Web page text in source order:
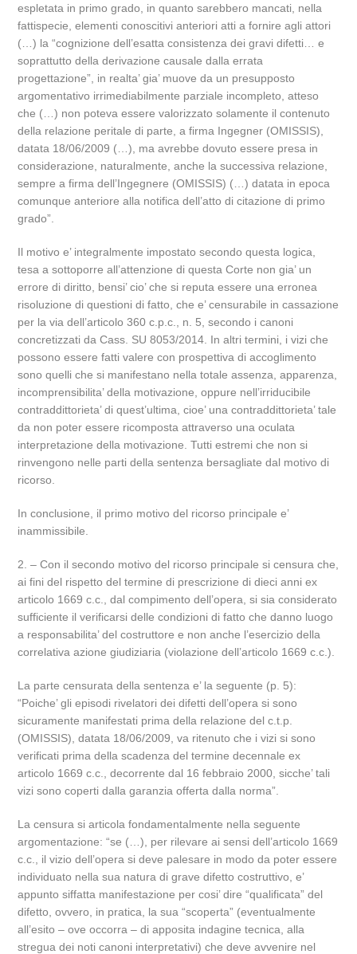
espletata in primo grado, in quanto sarebbero mancati, nella
fattispecie, elementi conoscitivi anteriori atti a fornire agli attori
(…) la “cognizione dell’esatta consistenza dei gravi difetti… e
soprattutto della derivazione causale dalla errata
progettazione”, in realta’ gia’ muove da un presupposto
argomentativo irrimediabilmente parziale incompleto, atteso
che (…) non poteva essere valorizzato solamente il contenuto
della relazione peritale di parte, a firma Ingegner (OMISSIS),
datata 18/06/2009 (…), ma avrebbe dovuto essere presa in
considerazione, naturalmente, anche la successiva relazione,
sempre a firma dell’Ingegnere (OMISSIS) (…) datata in epoca
comunque anteriore alla notifica dell’atto di citazione di primo
grado”.
Il motivo e’ integralmente impostato secondo questa logica,
tesa a sottoporre all’attenzione di questa Corte non gia’ un
errore di diritto, bensi’ cio’ che si reputa essere una erronea
risoluzione di questioni di fatto, che e’ censurabile in cassazione
per la via dell’articolo 360 c.p.c., n. 5, secondo i canoni
concretizzati da Cass. SU 8053/2014. In altri termini, i vizi che
possono essere fatti valere con prospettiva di accoglimento
sono quelli che si manifestano nella totale assenza, apparenza,
incomprensibilita’ della motivazione, oppure nell’irriducibile
contraddittorieta’ di quest’ultima, cioe’ una contraddittorieta’ tale
da non poter essere ricomposta attraverso una oculata
interpretazione della motivazione. Tutti estremi che non si
rinvengono nelle parti della sentenza bersagliate dal motivo di
ricorso.
In conclusione, il primo motivo del ricorso principale e’
inammissibile.
2. – Con il secondo motivo del ricorso principale si censura che,
ai fini del rispetto del termine di prescrizione di dieci anni ex
articolo 1669 c.c., dal compimento dell’opera, si sia considerato
sufficiente il verificarsi delle condizioni di fatto che danno luogo
a responsabilita’ del costruttore e non anche l’esercizio della
correlativa azione giudiziaria (violazione dell’articolo 1669 c.c.).
La parte censurata della sentenza e’ la seguente (p. 5):
“Poiche’ gli episodi rivelatori dei difetti dell’opera si sono
sicuramente manifestati prima della relazione del c.t.p.
(OMISSIS), datata 18/06/2009, va ritenuto che i vizi si sono
verificati prima della scadenza del termine decennale ex
articolo 1669 c.c., decorrente dal 16 febbraio 2000, sicche’ tali
vizi sono coperti dalla garanzia offerta dalla norma”.
La censura si articola fondamentalmente nella seguente
argomentazione: “se (…), per rilevare ai sensi dell’articolo 1669
c.c., il vizio dell’opera si deve palesare in modo da poter essere
individuato nella sua natura di grave difetto costruttivo, e’
appunto siffatta manifestazione per cosi’ dire “qualificata” del
difetto, ovvero, in pratica, la sua “scoperta” (eventualmente
all’esito – ove occorra – di apposita indagine tecnica, alla
stregua dei noti canoni interpretativi) che deve avvenire nel